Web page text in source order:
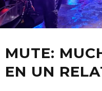
MUTE:
EN UN